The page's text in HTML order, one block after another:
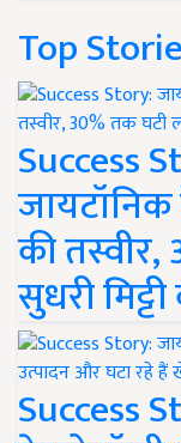
Top
Success
की
सुधरी
Success